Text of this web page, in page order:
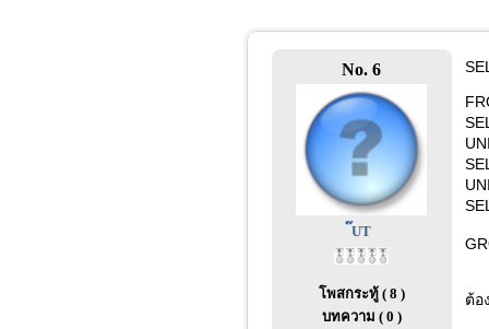
No. 6
๊UT
โพสกระทู้ ( 8 )
บทความ ( 0 )
ต้อ